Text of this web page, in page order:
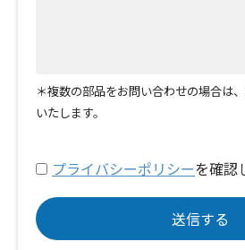
＊複数の部品をお問い合わせの場合は
いたします。
プライバシーポリシーを確認